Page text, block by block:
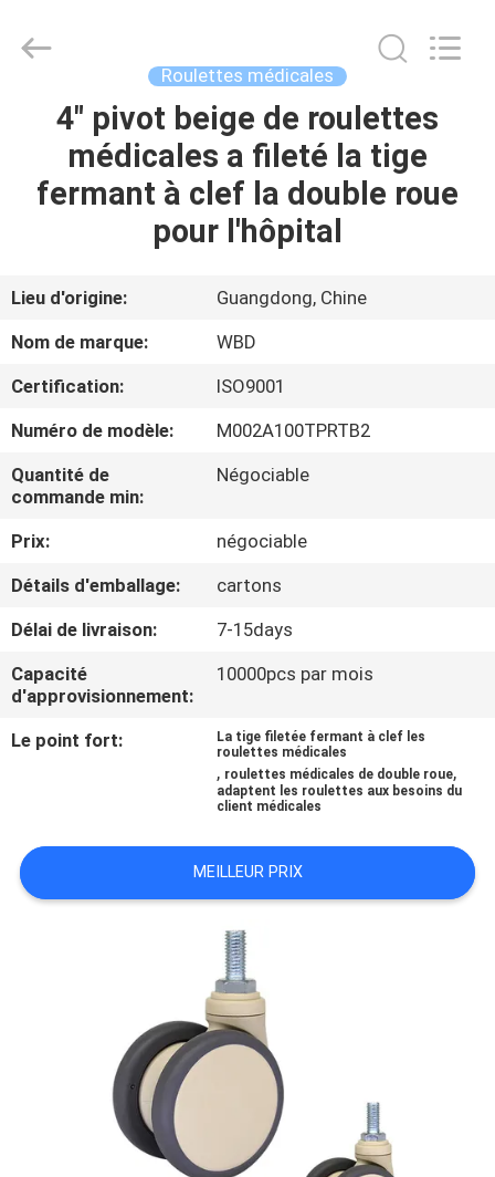
MAISON
PRODUITS
AU
DE
NOUS
VISITE
D'USINE
CONTRÔLE
DE
QUALITÉ
DEMANDEZ
UNE
Metal
Roulettes médicales
4" pivot beige de roulettes
médicales a fileté la tige
fermant à clef la double roue
pour l'hôpital
Lieu d'origine:
Guangdong, Chine
Nom de marque:
WBD
Certification:
ISO9001
Numéro de modèle:
M002A100TPRTB2
Quantité de
commande min:
Négociable
Prix:
négociable
Détails d'emballage:
cartons
Délai de livraison:
7-15days
Capacité
d'approvisionnement:
10000pcs par mois
Le point fort:
La tige filetée fermant à clef les
roulettes médicales
, roulettes médicales de double roue,
adaptent les roulettes aux besoins du
client médicales
MEILLEUR PRIX